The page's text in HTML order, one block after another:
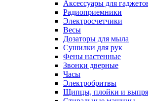
Аксессуары для
Радиоприемники
Электросчетчики
Весы
Дозаторы для мыла
Сушилки для рук
Фены настенные
Звонки дверные
Часы
Электробритвы
Щипцы, плойки и